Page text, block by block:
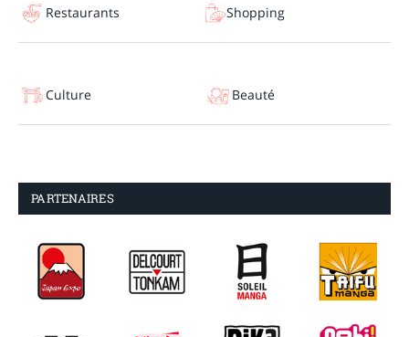
Restaurants Shopping
Culture Beauté
PARTENAIRES